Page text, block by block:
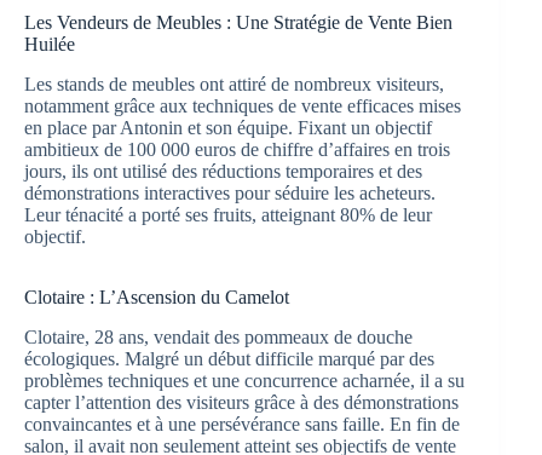
Les Vendeurs de Meubles : Une Stratégie de Vente Bien
Huilée
Les stands de meubles ont attiré de nombreux visiteurs,
notamment grâce aux techniques de vente efficaces mises
en place par Antonin et son équipe. Fixant un objectif
ambitieux de 100 000 euros de chiffre d’affaires en trois
jours, ils ont utilisé des réductions temporaires et des
démonstrations interactives pour séduire les acheteurs.
Leur ténacité a porté ses fruits, atteignant 80% de leur
objectif.
Clotaire : L’Ascension du Camelot
Clotaire, 28 ans, vendait des pommeaux de douche
écologiques. Malgré un début difficile marqué par des
problèmes techniques et une concurrence acharnée, il a su
capter l’attention des visiteurs grâce à des démonstrations
convaincantes et à une persévérance sans faille. En fin de
salon, il avait non seulement atteint ses objectifs de vente